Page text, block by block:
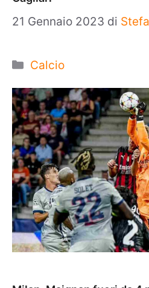
21 Gennaio 2023 di
Categorie
Calcio